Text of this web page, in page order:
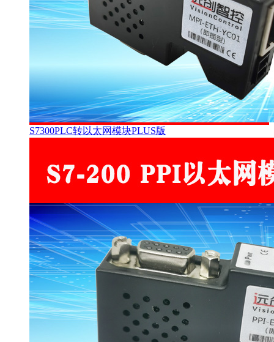
S7300PLC转以太网模块PLUS版